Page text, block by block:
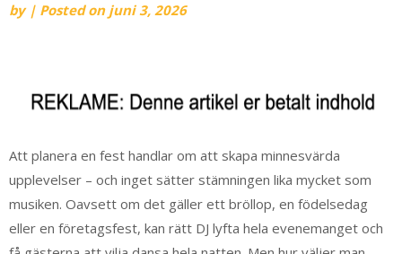
by | Posted on juni 3, 2026
Att planera en fest handlar om att skapa minnesvärda
upplevelser – och inget sätter stämningen lika mycket som
musiken. Oavsett om det gäller ett bröllop, en födelsedag
eller en företagsfest, kan rätt DJ lyfta hela evenemanget och